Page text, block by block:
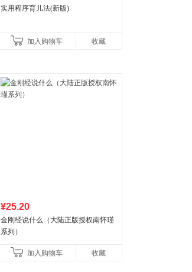
实用程序育儿法(新版)
加入购物车 收藏
¥25.20
金刚经说什么（大陆正版授权南怀瑾
系列）
加入购物车 收藏